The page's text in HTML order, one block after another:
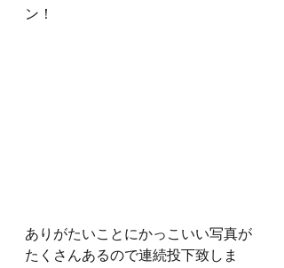
ン！
ありがたいことにかっこいい写真が
たくさんあるので連続投下致しま